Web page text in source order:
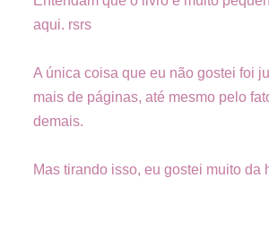
aqui. rsrs
A única coisa que eu não gostei foi
mais de páginas, até mesmo pelo
demais.
Mas tirando isso, eu gostei muito